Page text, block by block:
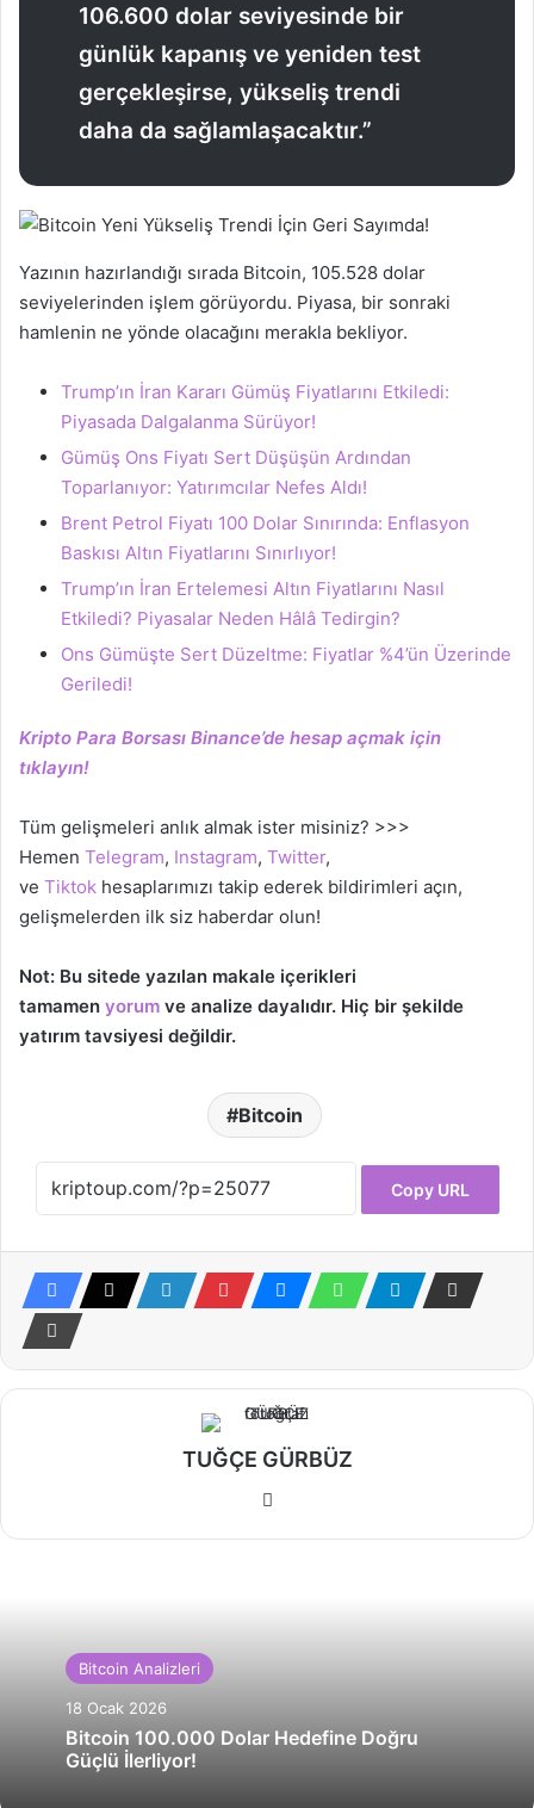
106.600 dolar seviyesinde bir
günlük kapanış ve yeniden test
gerçekleşirse, yükseliş trendi
daha da sağlamlaşacaktır.”
Yazının hazırlandığı sırada Bitcoin, 105.528 dolar
seviyelerinden işlem görüyordu. Piyasa, bir sonraki
hamlenin ne yönde olacağını merakla bekliyor.
Trump’ın İran Kararı Gümüş Fiyatlarını Etkiledi:
Piyasada Dalgalanma Sürüyor!
Gümüş Ons Fiyatı Sert Düşüşün Ardından
Toparlanıyor: Yatırımcılar Nefes Aldı!
Brent Petrol Fiyatı 100 Dolar Sınırında: Enflasyon
Baskısı Altın Fiyatlarını Sınırlıyor!
Trump’ın İran Ertelemesi Altın Fiyatlarını Nasıl
Etkiledi? Piyasalar Neden Hâlâ Tedirgin?
Ons Gümüşte Sert Düzeltme: Fiyatlar %4’ün Üzerinde
Geriledi!
Kripto Para Borsası Binance’de hesap açmak için
tıklayın!
Tüm gelişmeleri anlık almak ister misiniz? >>>
Hemen Telegram, Instagram, Twitter,
ve Tiktok hesaplarımızı takip ederek bildirimleri açın,
gelişmelerden ilk siz haberdar olun!
Not: Bu sitede yazılan makale içerikleri
tamamen yorum ve analize dayalıdır. Hiç bir şekilde
yatırım tavsiyesi değildir.
Bitcoin
Copy URL
TUĞÇE GÜRBÜZ
Bitcoin Analizleri
18 Ocak 2026
Bitcoin 100.000 Dolar Hedefine Doğru
Güçlü İlerliyor!